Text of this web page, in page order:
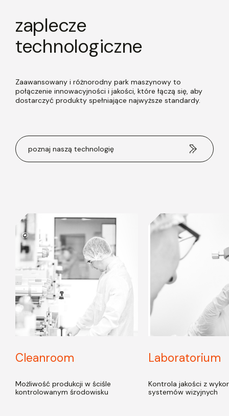
zaplecze
technologiczne
Zaawansowany i różnorodny park maszynowy to
połączenie innowacyjności i jakości, które łączą się, aby
dostarczyć produkty spełniające najwyższe standardy.
poznaj naszą technologię
Cleanroom
Możliwość produkcji w ściśle
kontrolowanym środowisku
Laboratorium
Kontrola jakości z
systemów wizyjnych